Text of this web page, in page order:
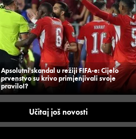
Apsolutni skandal u režiji FIFA-e: Cijelo
prvenstvo su krivo primjenjivali svoje
pravilo!?
Učitaj još novosti